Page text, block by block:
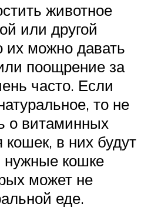
животное
или другой
их можно давать
поощрение за
часто. Если
то не
о витаминных
кошек, в них будут
нужные кошке
может не
еде.